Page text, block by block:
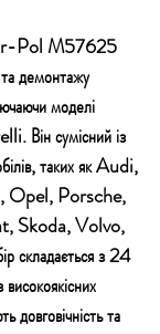
Pol M57625
демонтажу
моделі
Він сумісний із
таких як Audi,
Opel, Porsche,
Skoda, Volvo,
складається з 24
довговічність та